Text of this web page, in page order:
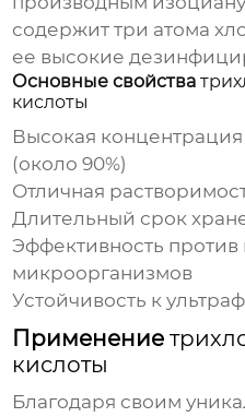
содержит три атома
ее высокие
Основные свойства
кислоты
Высокая концентрация
(около 90%)
Отличная
Длительный срок
Эффективность
микроорганизмов
Устойчивость к
Применение
кислоты
Благодаря своим